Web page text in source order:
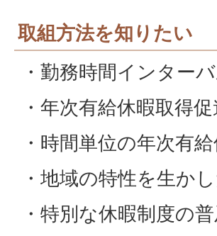
取組方法を知りたい
・勤務時間インター
・年次有給休暇取得
・時間単位の年次有
・地域の特性を生か
・特別な休暇制度の